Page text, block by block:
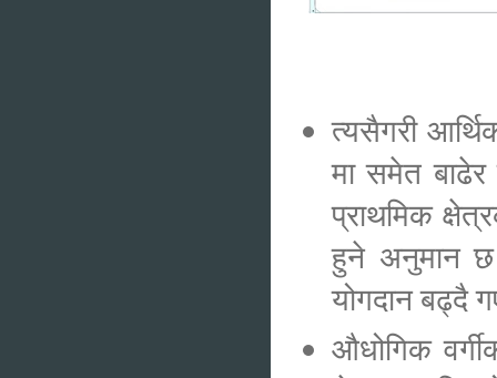
त्यसैगरी
मा समेत बाढेर
प्राथमिक
हुने अनुमान छ
योगदान बढ्दै
औधोगिक